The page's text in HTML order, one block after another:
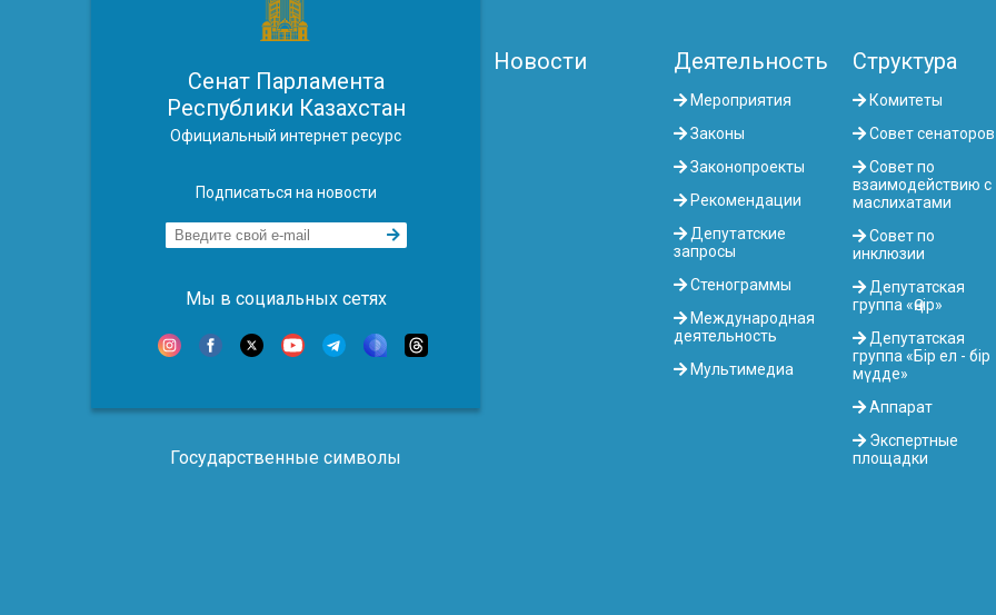
Сенат Парламента
Республики Казахстан
Официальный интернет ресурс
Подписаться на новости
Мы в социальных сетях
Государственные символы
Новости Деятельность
Мероприятия
Законы
Законопроекты
Рекомендации
Депутатские
запросы
Стенограммы
Международная
деятельность
Мультимедиа
Структура
Комитеты
Совет сенаторов
Совет по
взаимодействию с
маслихатами
Совет по
инклюзии
Депутатская
группа «Өңір»
Депутатская
группа «Бір ел - бір
мүдде»
Аппарат
Экспертные
площадки